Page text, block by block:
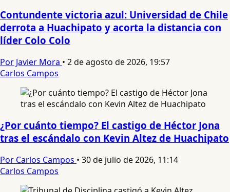
Contundente victoria azul: Universidad de Chile
derrota a Huachipato y acorta la distancia con
líder Colo Colo
Por Javier Mora • 2 de agosto de 2026, 19:57
Carlos Campos
¿Por cuánto tiempo? El castigo de Héctor Jona
tras el escándalo con Kevin Altez de Huachipato
Por Carlos Campos • 30 de julio de 2026, 11:14
Carlos Campos